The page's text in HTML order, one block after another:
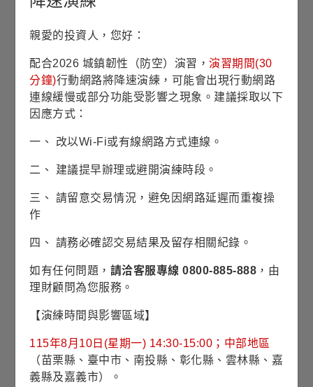
2025/10 2026/01 2026/04 2026/07
-2%
最新淨值
25.74 美元
淨值漲跌/
0.06
近1年
最高淨值
25.74
(2026/08/07)
親愛的投資人，您好：
配合2026 城鎮韌性（防空）演習，演習期間(30
分鐘)行動網路將降速演練，可能會出現行動網路
連線緩慢或部分功能受影響之現象。建議採取以下
因應方式：
一、 改以Wi-Fi或有線網路方式連線。
二、 建議提早辦理或避開演練時段。
三、 請留意交易情況，避免因網路延遲而重複操
作
四、 請務必確認交易結果及留存相關紀錄。
如有任何問題， 請洽客服專線 0800-885-888 ，由
理財顧問為您服務。
【演練時間與影響區域】
115年8月10日(星期一) 14:30-15:00；中部地區
（苗栗縣、臺中市、南投縣、彰化縣、雲林縣、嘉
義縣及嘉義市）。